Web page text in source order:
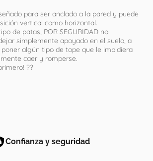
para ser anclado a la pared y puede
vertical como horizontal.
de patas, POR SEGURIDAD no
simplemente apoyado en el suelo, a
algún tipo de tope que le impidiera
caer y romperse.
??
Confianza y seguridad